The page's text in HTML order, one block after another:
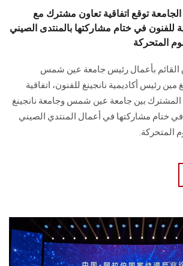
الجامعة توقع اتفاقية تعاون مشترك مع
للفنون في ختام مشاركتها بالمنتدى الصيني
المتحركة
القائم بأعمال رئيس جامعة عين شمس
رئيس أكاديمية نانجينغ للفنون، اتفاقية
المشترك بين جامعة عين شمس وجامعة نانجينغ
في ختام مشاركتها في أعمال المنتدي الصيني
المتحركة.